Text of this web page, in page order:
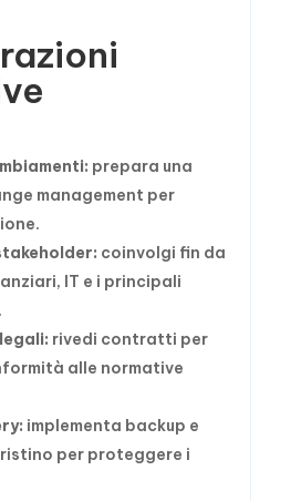
prepara una
management per
coinvolgi fin da
IT e i principali
rivedi contratti per
alle normative
implementa backup e
per proteggere i